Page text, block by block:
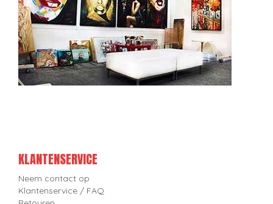
KLANTENSERVICE
Neem contact op
Klantenservice / FAQ